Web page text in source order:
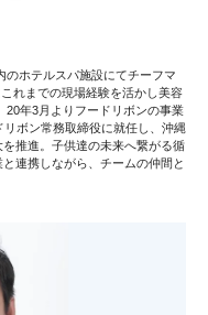
のホテルスパ施設にてチーフマ
れまでの現場経験を活かし美容
20年3月よりフードリボンの事業
ボン常務取締役に就任し、沖縄
推進。子供達の未来へ繋がる循
連携しながら、チームの仲間と